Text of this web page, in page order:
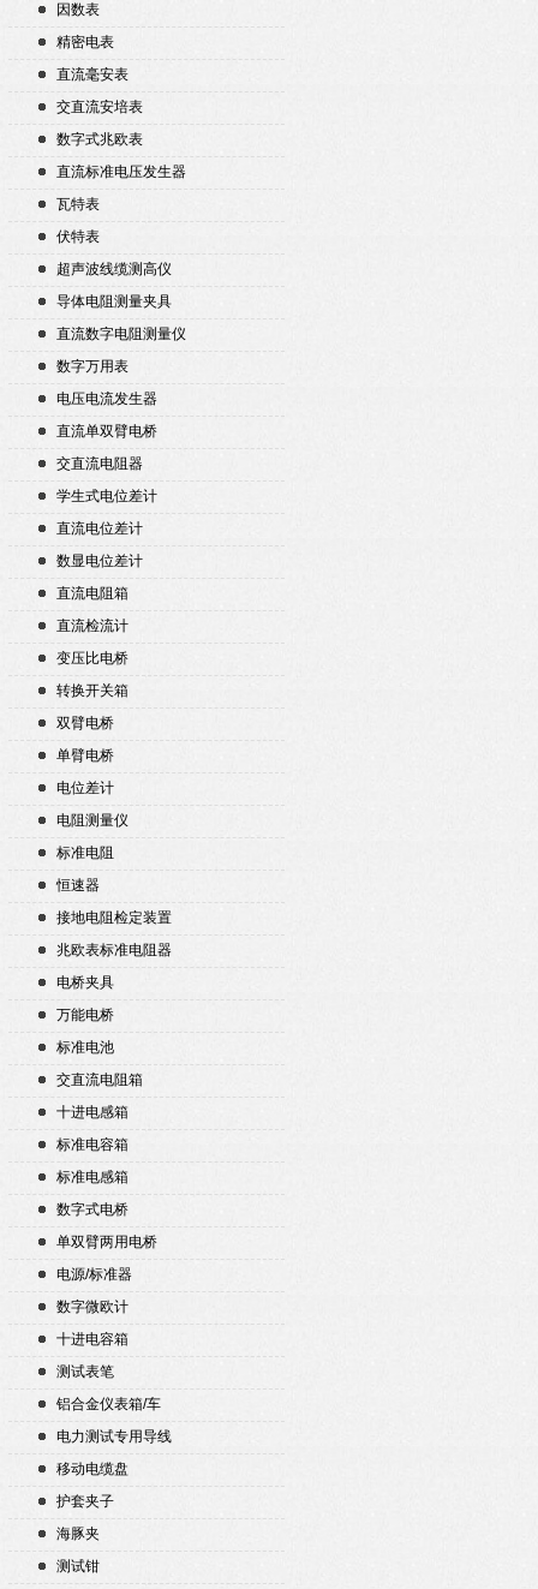
因数表
精密电表
直流毫安表
交直流安培表
数字式兆欧表
直流标准电压发生器
瓦特表
伏特表
超声波线缆测高仪
导体电阻测量夹具
直流数字电阻测量仪
数字万用表
电压电流发生器
直流单双臂电桥
交直流电阻器
学生式电位差计
直流电位差计
数显电位差计
直流电阻箱
直流检流计
变压比电桥
转换开关箱
双臂电桥
单臂电桥
电位差计
电阻测量仪
标准电阻
恒速器
接地电阻检定装置
兆欧表标准电阻器
电桥夹具
万能电桥
标准电池
交直流电阻箱
十进电感箱
标准电容箱
标准电感箱
数字式电桥
单双臂两用电桥
电源/标准器
数字微欧计
十进电容箱
测试表笔
铝合金仪表箱/车
电力测试专用导线
移动电缆盘
护套夹子
海豚夹
测试钳